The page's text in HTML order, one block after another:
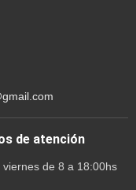
de atención
viernes de 8 a 18:00hs